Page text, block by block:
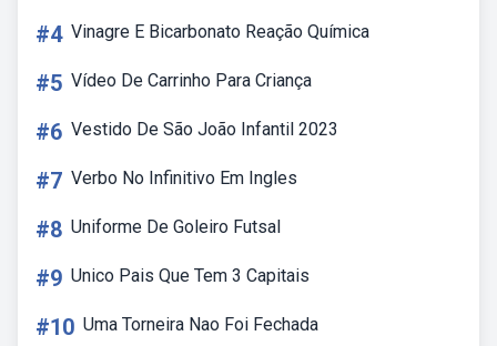
#4 Vinagre E Bicarbonato Reação Química
#5 Vídeo De Carrinho Para Criança
#6 Vestido De São João Infantil 2023
#7 Verbo No Infinitivo Em Ingles
#8 Uniforme De Goleiro Futsal
#9 Unico Pais Que Tem 3 Capitais
#10 Uma Torneira Nao Foi Fechada